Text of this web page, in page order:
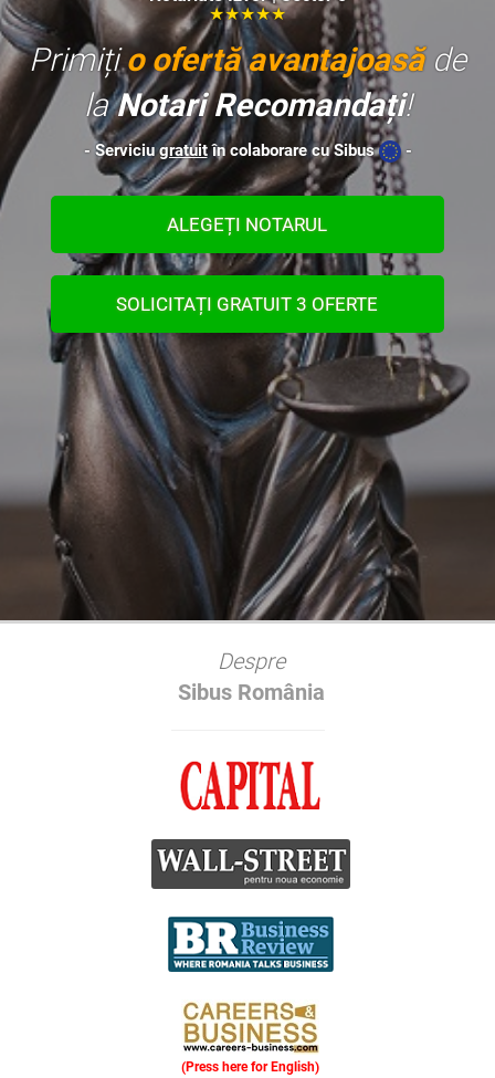
★★★★★
Primițio ofertă avantajoasăde
laNotari Recomandați!
- Serviciugratuitîn colaborare cu Sibus -
ALEGEȚI NOTARUL
SOLICITAȚI GRATUIT 3 OFERTE
Despre
Sibus România
(Press here for English)